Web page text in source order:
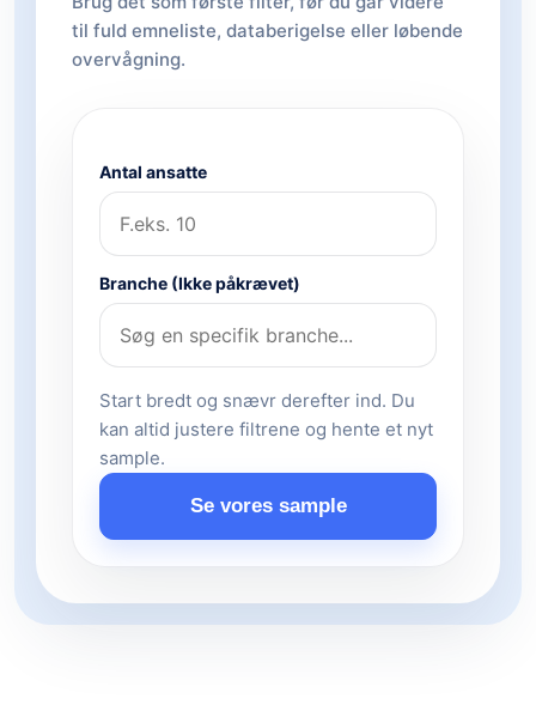
til fuld emneliste, databerigelse eller løbende
overvågning.
Antal ansatte
Branche (Ikke påkrævet)
Start bredt og snævr derefter ind. Du
kan altid justere filtrene og hente et nyt
sample.
Se vores sample